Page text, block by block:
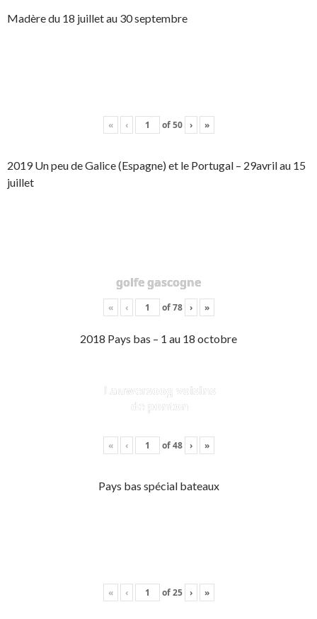
Madère du 18 juillet au 30 septembre
« ‹ of50 › »
2019 Un peu de Galice (Espagne) et le Portugal – 29avril au 15
juillet
golfe gascogne
« ‹ of78 › »
2018 Pays bas – 1 au 18 octobre
Lauwersoog voisins
de ponton
« ‹ of48 › »
Pays bas spécial bateaux
« ‹ of25 › »